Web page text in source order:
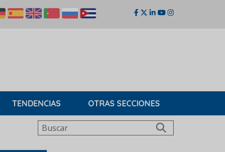
TENDENCIAS OTRAS SECCIONES
Buscar